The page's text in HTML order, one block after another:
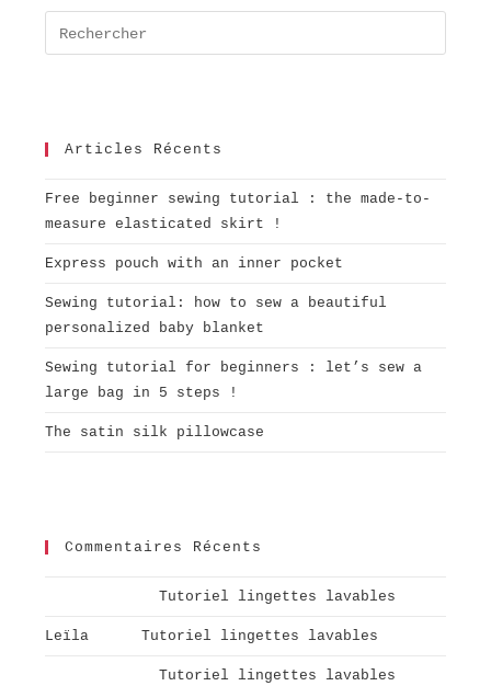
Articles Récents
Free beginner sewing tutorial : the made-to-
measure elasticated skirt !
Express pouch with an inner pocket
Sewing tutorial: how to sew a beautiful
personalized baby blanket
Sewing tutorial for beginners : let’s sew a
large bag in 5 steps !
The satin silk pillowcase
Commentaires Récents
dansTutoriel lingettes lavables
Leïla dansTutoriel lingettes lavables
dansTutoriel lingettes lavables